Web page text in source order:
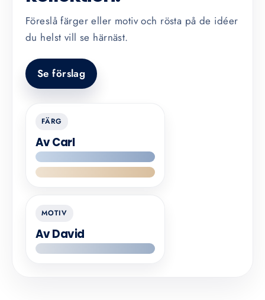
Föreslå färger eller motiv och rösta på de idéer
du helst vill se härnäst.
Se förslag
FÄRG
Av Carl
MOTIV
Av David